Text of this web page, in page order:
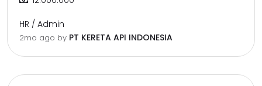
HR / Admin
2mo ago by PT KERETA API INDONESIA